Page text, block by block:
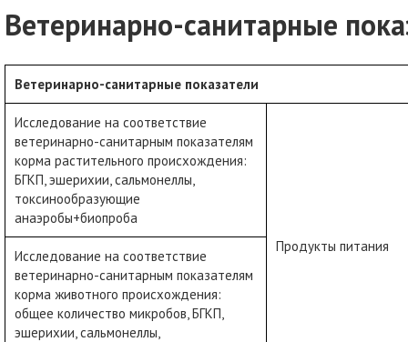
Ветеринарно-санитарные
Ветеринарно-санитарные показатели
Исследование на соответствие
ветеринарно-санитарным показателям
корма растительного происхождения:
БГКП, эшерихии, сальмонеллы,
токсинообразующие
анаэробы+биопроба
Продукты питания
Исследование на соответствие
ветеринарно-санитарным показателям
корма животного происхождения:
общее количество микробов, БГКП,
эшерихии, сальмонеллы,